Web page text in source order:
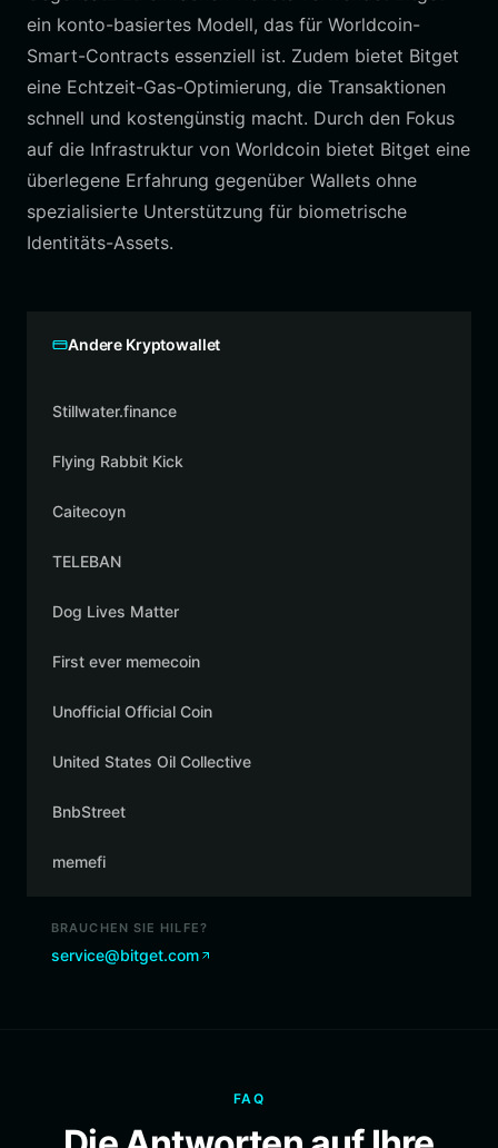
ein konto-basiertes Modell, das für Worldcoin-
Smart-Contracts essenziell ist. Zudem bietet Bitget
eine Echtzeit-Gas-Optimierung, die Transaktionen
schnell und kostengünstig macht. Durch den Fokus
auf die Infrastruktur von Worldcoin bietet Bitget eine
überlegene Erfahrung gegenüber Wallets ohne
spezialisierte Unterstützung für biometrische
Identitäts-Assets.
Andere Kryptowallet
Stillwater.finance
Flying Rabbit Kick
Caitecoyn
TELEBAN
Dog Lives Matter
First ever memecoin
Unofficial Official Coin
United States Oil Collective
BnbStreet
memefi
BRAUCHEN SIE HILFE?
service@bitget.com
FAQ